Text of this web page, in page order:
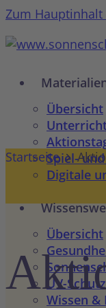
Zum Hauptinhalt
Übersicht
Spiel-
Digitale
Übersicht
UV-
Wissen &
Startseite